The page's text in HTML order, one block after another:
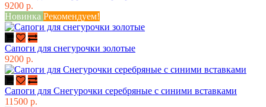
9200 р.
Новинка Рекомендуем!
Сапоги для снегурочки золотые
9200 р.
Сапоги для Снегурочки серебряные с синими вставками
11500 р.